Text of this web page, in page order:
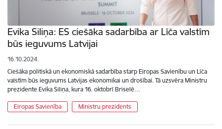
Evika Siliņa: ES ciešāka sadarbība ar Līča valstīm
būs ieguvums Latvijai
16.10.2024.
Ciešāka politiskā un ekonomiskā sadarbība starp Eiropas Savienību un Līča
valstīm būs ieguvums Latvijas ekonomikai un drošībai. Tā uzsvēra Ministru
prezidente Evika Siliņa, kura 16. oktobrī Briselē…
Eiropas Savienība Ministru prezidents